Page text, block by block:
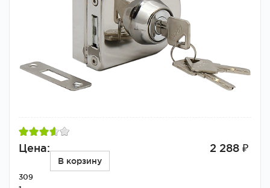
Цена: 2 288 ₽
В корзину
309